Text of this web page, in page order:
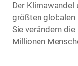
Der Klimawandel
größten globalen
Sie verändern
Millionen